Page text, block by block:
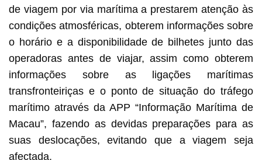
de viagem por via marítima a prestarem atenção às
condições atmosféricas, obterem informações sobre
o horário e a disponibilidade de bilhetes junto das
operadoras antes de viajar, assim como obterem
informações sobre as ligações marítimas
transfronteiriças e o ponto de situação do tráfego
marítimo através da APP “Informação Marítima de
Macau”, fazendo as devidas preparações para as
suas deslocações, evitando que a viagem seja
afectada.